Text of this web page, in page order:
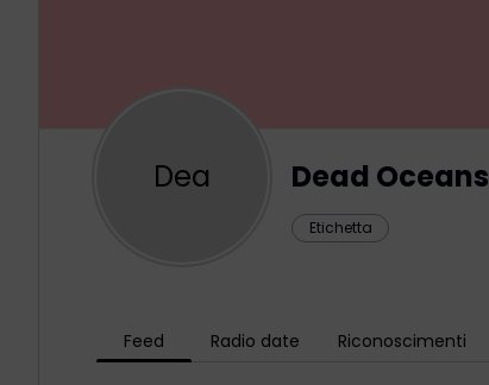
Dea Dead Oceans
Etichetta
Feed Radio date Riconoscimenti